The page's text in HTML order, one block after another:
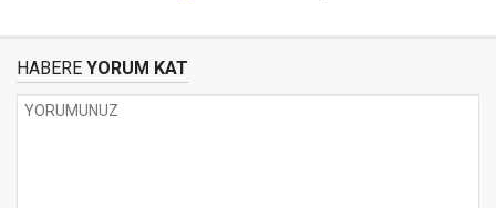
HABERE YORUM KAT